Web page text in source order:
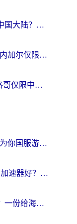
在海外看央视频世界杯仅限中国大陆？这篇指南帮你解锁中文解说+无卡顿直播
在海外看世界杯比利时 vs 塞内加尔仅限中国大陆？我找到了最流畅的中文解说之路
在国外看世界杯法国 VS 摩洛哥仅限中国大陆？海外党这样看中文解说赛事不卡顿
在澳洲，BanG加速器如何成为你国服游戏的“时光机”？
玩崩坏学园2海外用什么免费加速器好？2026海外党亲测国服游戏加速指南
国外如何玩新笑傲江湖不卡？一份给海外游子的终极网络指南